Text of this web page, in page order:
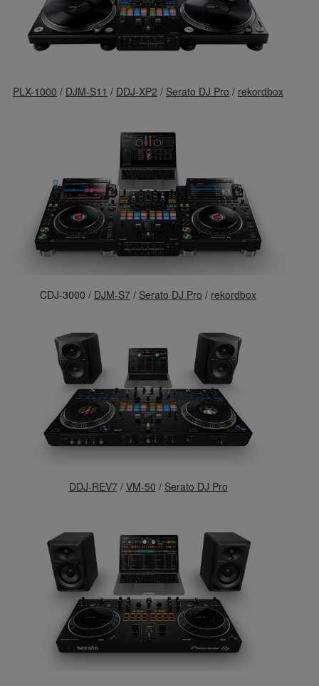
PLX-1000 / DJM-S11 / DDJ-XP2 / Serato DJ Pro / rekordbox
CDJ-3000 / DJM-S7 / Serato DJ Pro / rekordbox
DDJ-REV7/ VM-50 / Serato DJ Pro